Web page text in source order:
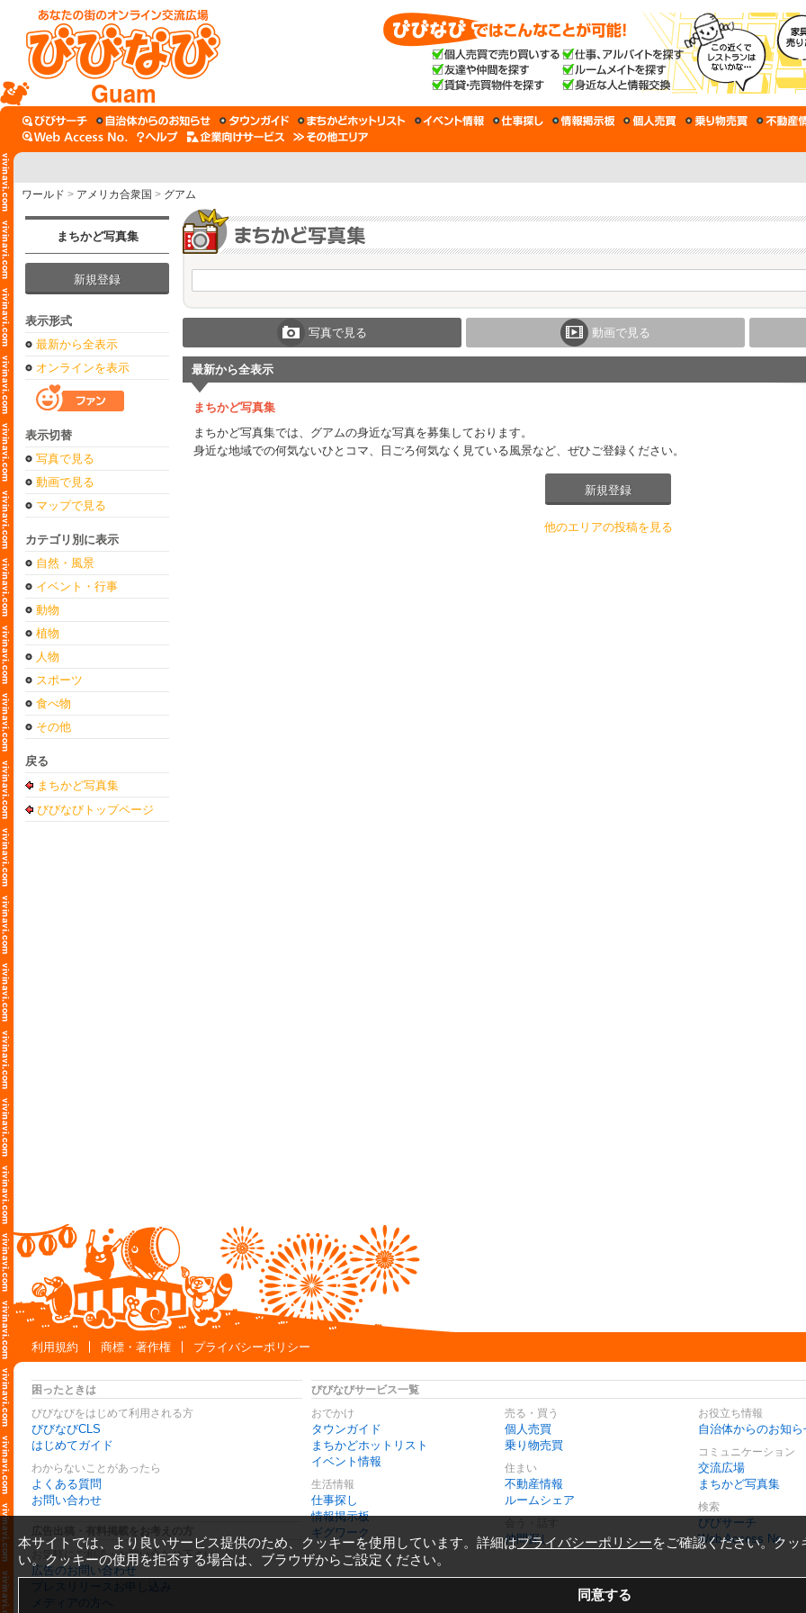
Guam
ワールド > アメリカ合衆国 > グアム
まちかど写真集
新規登録
表示形式
最新から全表示
オンラインを表示
表示切替
写真で見る
動画で見る
マップで見る
カテゴリ別に表示
自然・風景
イベント・行事
動物
植物
人物
スポーツ
食べ物
その他
戻る
まちかど写真集
びびなびトップページ
写真で見る 動画で見る
最新から全表示
まちかど写真集
まちかど写真集では、グアムの身近な写真を募集しております。
身近な地域での何気ないひとコマ、日ごろ何気なく見ている風景など、ぜひご登録ください。
新規登録
他のエリアの投稿を見る
利用規約
商標・著作権 プライバシーポリシー
困ったときは
びびなびをはじめて利用される方
びびなびCLS
はじめてガイド
わからないことがあったら
よくある質問
お問い合わせ
お気軽にご相談・お問い合わせ下さい
広告のお問い合わせ
プレスリリースお申し込み
メディアの方へ
びびなびサービス一覧
おでかけ
タウンガイド
まちかどホットリスト
イベント情報
生活情報
仕事探し
情報掲示板
ギグワーク
売る・買う
個人売買
乗り物売買
住まい
不動産情報
ルームシェア
仲間探し
お役立ち情報
自治体からのお知ら
コミュニケーション
交流広場
まちかど写真集
検索
びびサーチ
Web Access No.
本サイトでは、より良いサービス提供のため、クッキーを使用しています。詳細はプライバシーポリシーをご確認ください。ク
い。クッキーの使用を拒否する場合は、ブラウザからご設定ください。